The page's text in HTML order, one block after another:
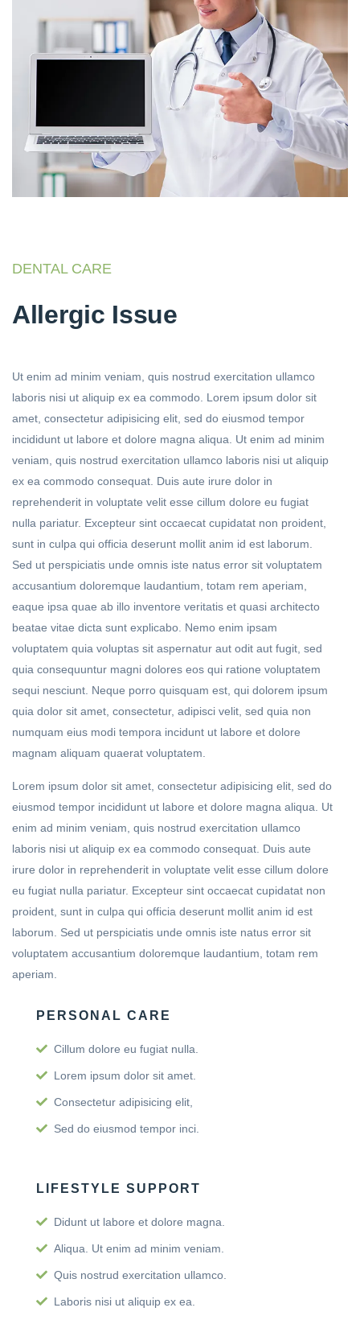
DENTAL CARE
Allergic Issue
Ut enim ad minim veniam, quis nostrud exercitation ullamco
laboris nisi ut aliquip ex ea commodo. Lorem ipsum dolor sit
amet, consectetur adipisicing elit, sed do eiusmod tempor
incididunt ut labore et dolore magna aliqua. Ut enim ad minim
veniam, quis nostrud exercitation ullamco laboris nisi ut aliquip
ex ea commodo consequat. Duis aute irure dolor in
reprehenderit in voluptate velit esse cillum dolore eu fugiat
nulla pariatur. Excepteur sint occaecat cupidatat non proident,
sunt in culpa qui officia deserunt mollit anim id est laborum.
Sed ut perspiciatis unde omnis iste natus error sit voluptatem
accusantium doloremque laudantium, totam rem aperiam,
eaque ipsa quae ab illo inventore veritatis et quasi architecto
beatae vitae dicta sunt explicabo. Nemo enim ipsam
voluptatem quia voluptas sit aspernatur aut odit aut fugit, sed
quia consequuntur magni dolores eos qui ratione voluptatem
sequi nesciunt. Neque porro quisquam est, qui dolorem ipsum
quia dolor sit amet, consectetur, adipisci velit, sed quia non
numquam eius modi tempora incidunt ut labore et dolore
magnam aliquam quaerat voluptatem.
Lorem ipsum dolor sit amet, consectetur adipisicing elit, sed do
eiusmod tempor incididunt ut labore et dolore magna aliqua. Ut
enim ad minim veniam, quis nostrud exercitation ullamco
laboris nisi ut aliquip ex ea commodo consequat. Duis aute
irure dolor in reprehenderit in voluptate velit esse cillum dolore
eu fugiat nulla pariatur. Excepteur sint occaecat cupidatat non
proident, sunt in culpa qui officia deserunt mollit anim id est
laborum. Sed ut perspiciatis unde omnis iste natus error sit
voluptatem accusantium doloremque laudantium, totam rem
aperiam.
PERSONAL CARE
Cillum dolore eu fugiat nulla.
Lorem ipsum dolor sit amet.
Consectetur adipisicing elit,
Sed do eiusmod tempor inci.
LIFESTYLE SUPPORT
Didunt ut labore et dolore magna.
Aliqua. Ut enim ad minim veniam.
Quis nostrud exercitation ullamco.
Laboris nisi ut aliquip ex ea.